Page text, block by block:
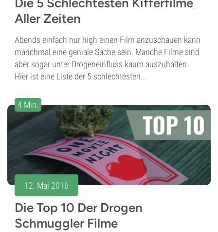
Aller Zeiten
Abends einfach nur high einen Film anzuschauen kann
manchmal eine geniale Sache sein. Manche Filme sind
aber sogar unter Drogeneinfluss kaum auszuhalten.
Hier ist eine Liste der 5 schlechtesten...
4 Min.
12. Mai 2016
Die Top 10 Der Drogen
Schmuggler Filme